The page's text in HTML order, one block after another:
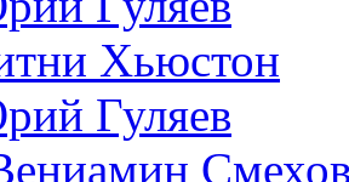
Хьюстон
Гуляев